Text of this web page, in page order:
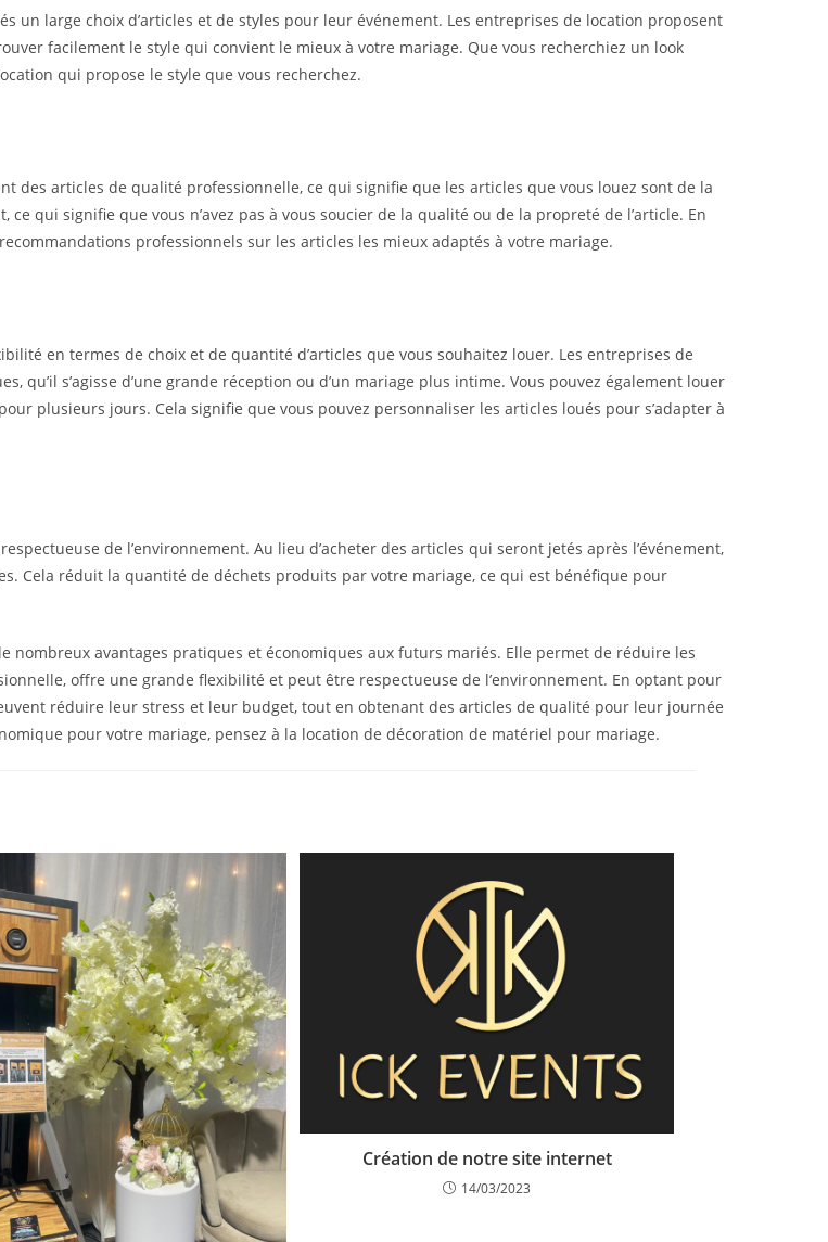
large choix d’articles et de styles pour leur événement. Les entreprises de location proposent
facilement le style qui convient le mieux à votre mariage. Que vous recherchiez un look
qui propose le style que vous recherchez.
des articles de qualité professionnelle, ce qui signifie que les articles que vous louez sont de la
qui signifie que vous n’avez pas à vous soucier de la qualité ou de la propreté de l’article. En
professionnels sur les articles les mieux adaptés à votre mariage.
en termes de choix et de quantité d’articles que vous souhaitez louer. Les entreprises de
s’agisse d’une grande réception ou d’un mariage plus intime. Vous pouvez également louer
plusieurs jours. Cela signifie que vous pouvez personnaliser les articles loués pour s’adapter à
de l’environnement. Au lieu d’acheter des articles qui seront jetés après l’événement,
Cela réduit la quantité de déchets produits par votre mariage, ce qui est bénéfique pour
avantages pratiques et économiques aux futurs mariés. Elle permet de réduire les
offre une grande flexibilité et peut être respectueuse de l’environnement. En optant pour
réduire leur stress et leur budget, tout en obtenant des articles de qualité pour leur journée
pour votre mariage, pensez à la location de décoration de matériel pour mariage.
Création de notre site internet
14/03/2023
la décoration de sa Cérémonie
Est ?
04/03/2026
: Les 5 tendances déco incontournables
Est 05/02/2026